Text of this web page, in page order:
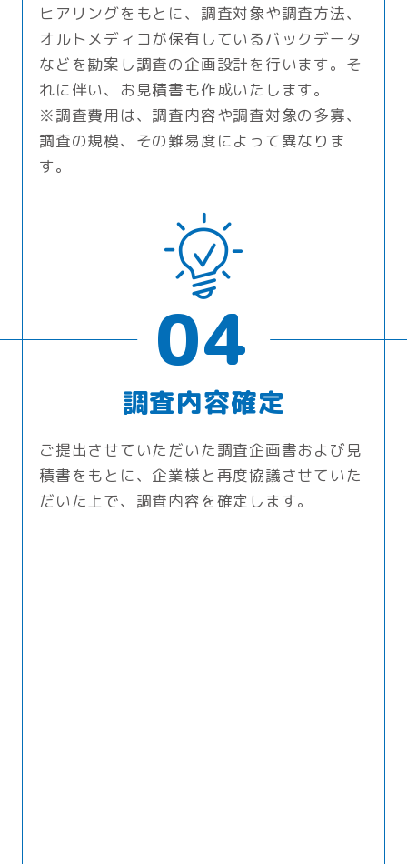
ヒアリングをもとに、調査対象や調査方法、
オルトメディコが保有しているバックデータ
などを勘案し調査の企画設計を行います。そ
れに伴い、お見積書も作成いたします。
※調査費用は、調査内容や調査対象の多寡、
調査の規模、その難易度によって異なりま
す。
04
調査内容確定
ご提出させていただいた調査企画書および見
積書をもとに、企業様と再度協議させていた
だいた上で、調査内容を確定します。